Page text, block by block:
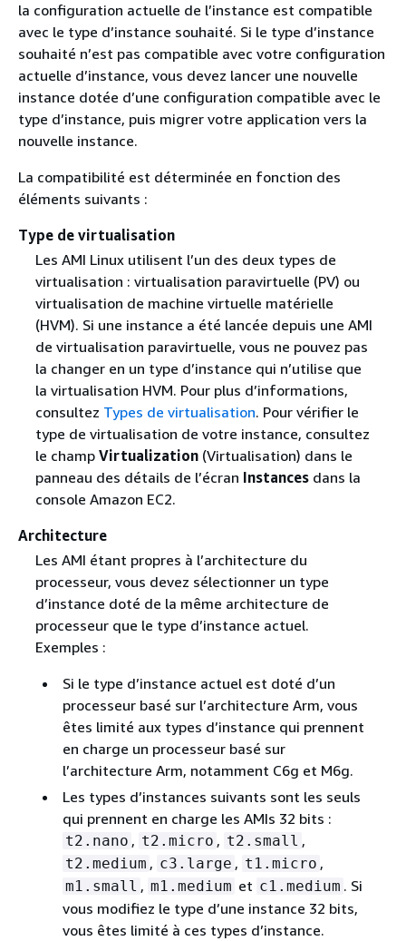
la configuration actuelle de l’instance est compatible
avec le type d’instance souhaité. Si le type d’instance
souhaité n’est pas compatible avec votre configuration
actuelle d’instance, vous devez lancer une nouvelle
instance dotée d’une configuration compatible avec le
type d’instance, puis migrer votre application vers la
nouvelle instance.
La compatibilité est déterminée en fonction des
éléments suivants :
Type de virtualisation
Les AMI Linux utilisent l’un des deux types de
virtualisation : virtualisation paravirtuelle (PV) ou
virtualisation de machine virtuelle matérielle
(HVM). Si une instance a été lancée depuis une AMI
de virtualisation paravirtuelle, vous ne pouvez pas
la changer en un type d’instance qui n’utilise que
la virtualisation HVM. Pour plus d’informations,
consultez Types de virtualisation. Pour vérifier le
type de virtualisation de votre instance, consultez
le champ Virtualization(Virtualisation) dans le
panneau des détails de l’écran Instancesdans la
console Amazon EC2.
Architecture
Les AMI étant propres à l’architecture du
processeur, vous devez sélectionner un type
d’instance doté de la même architecture de
processeur que le type d’instance actuel.
Exemples :
Si le type d’instance actuel est doté d’un
processeur basé sur l’architecture Arm, vous
êtes limité aux types d’instance qui prennent
en charge un processeur basé sur
l’architecture Arm, notamment C6g et M6g.
Les types d’instances suivants sont les seuls
qui prennent en charge les AMIs 32 bits :
t2.nano , t2.micro , t2.small ,
t2.medium , c3.large , t1.micro ,
m1.small , m1.medium et c1.medium . Si
vous modifiez le type d’une instance 32 bits,
vous êtes limité à ces types d’instance.